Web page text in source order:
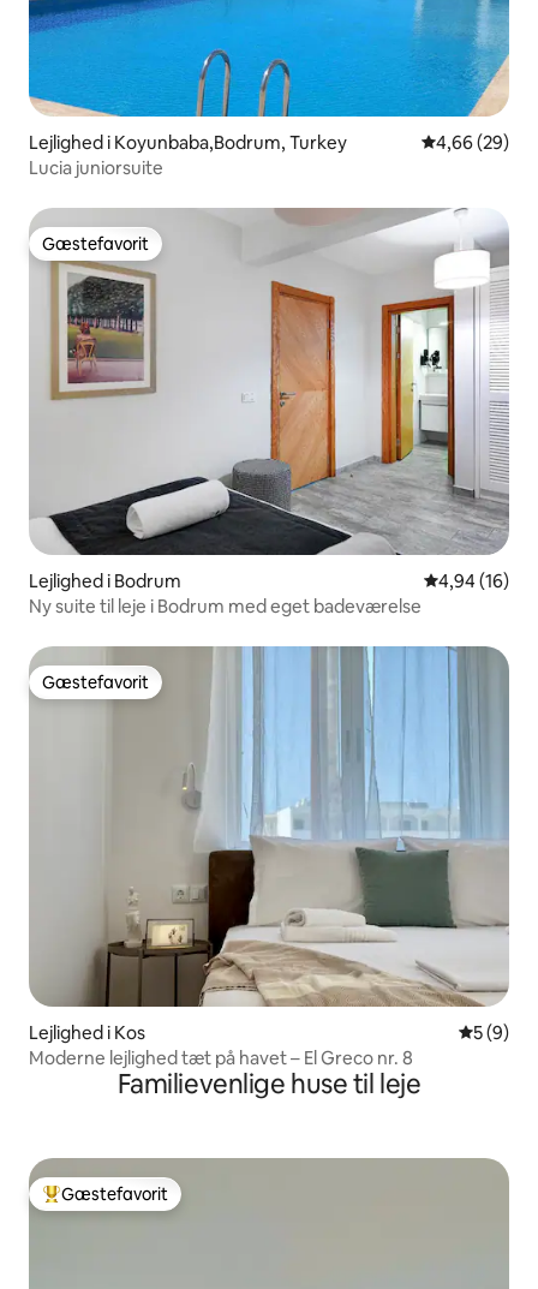
Lejlighed i Koyunbaba,Bodrum, Turkey 4,66 ud af 5 i
4,66 (29)
Lucia juniorsuite
Gæstefavorit
Gæstefavorit
Lejlighed i Bodrum 4,94 ud af 5 i
4,94 (16)
Ny suite til leje i Bodrum med eget badeværelse
Gæstefavorit
Gæstefavorit
Lejlighed i Kos 5 ud af 5
5 (9)
Moderne lejlighed tæt på havet – El Greco nr. 8
Familievenlige huse til leje
Bedste gæstefavorit
Gæstefavorit